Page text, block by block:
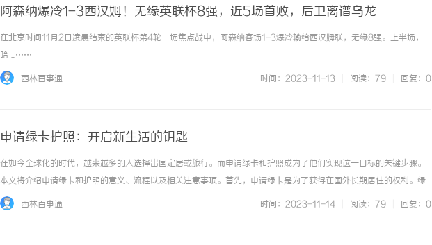
阿森纳爆冷1-3西汉姆！无缘英联杯8强，近5场首败，后卫离谱乌龙
在北京时间11月2日凌晨结束的英联杯第4轮一场焦点战中，阿森纳客场1-3爆冷输给西汉姆联，无缘8强。上半场，
哈 ...……
西林百事通 时间：2023-11-13 阅读：79 回复：0
申请绿卡护照：开启新生活的钥匙
在如今全球化的时代，越来越多的人选择出国定居或旅行。而申请绿卡和护照成为了他们实现这一目标的关键步骤。
本文将介绍申请绿卡和护照的意义、流程以及相关注意事项。首先，申请绿卡是为了获得在国外长期居住的权利。绿
卡持有者可以享受与当地公民相似的权益，包括就业、社会福利和教育等。申请绿卡需要满足一定的条件，例如通过
西林百事通 时间：2023-11-14 阅读：79 回复：0